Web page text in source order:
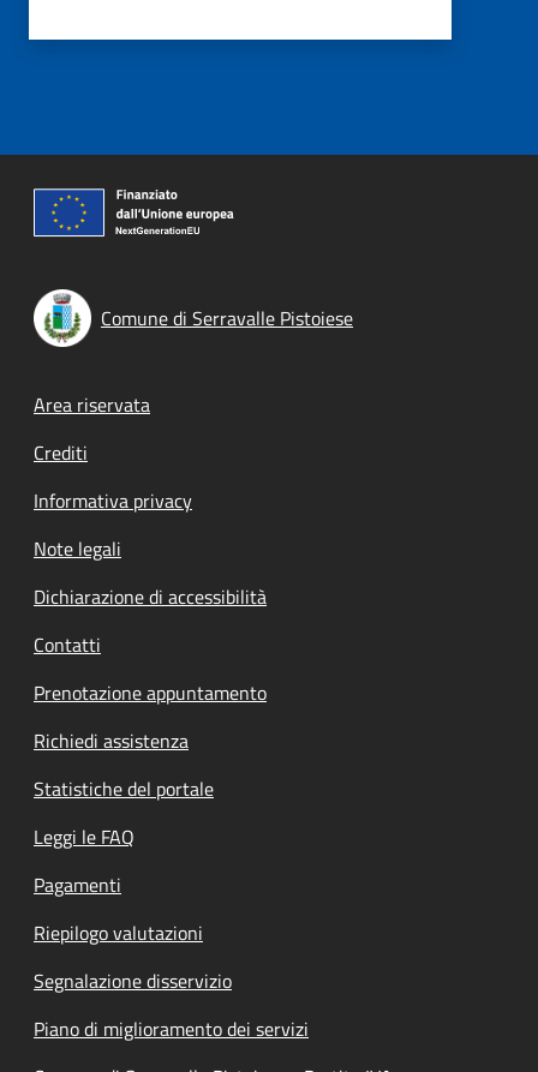
Comune di Serravalle Pistoiese
Footer menu
Area riservata
Crediti
Informativa privacy
Note legali
Dichiarazione di accessibilità
Contatti
Prenotazione appuntamento
Richiedi assistenza
Statistiche del portale
Leggi le FAQ
Pagamenti
Riepilogo valutazioni
Segnalazione disservizio
Piano di miglioramento dei servizi